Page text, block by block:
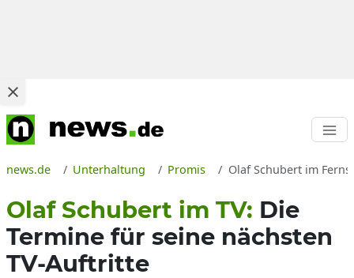
news.de Unterhaltung Promis Olaf Schubert im
Olaf Schubert im TV: Die
Termine für seine nächsten
TV-Auftritte